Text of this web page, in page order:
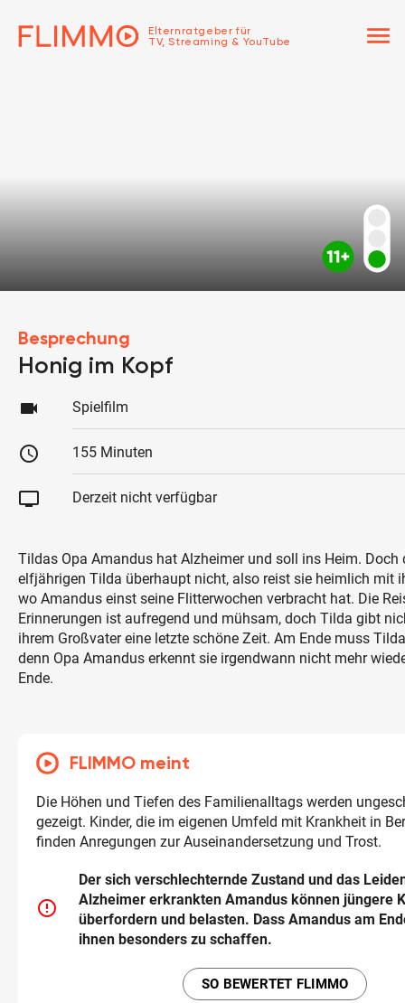
Elternratgeber für
TV, Streaming & YouTube
menu
Besprechung
Honig im Kopf
videocam Spielfilm
schedule 155 Minuten
tv Derzeit nicht verfügbar
Tildas Opa Amandus hat Alzheimer und soll ins Heim. Doch
elfjährigen Tilda überhaupt nicht, also reist sie heimlich mit
wo Amandus einst seine Flitterwochen verbracht hat. Die
Erinnerungen ist aufregend und mühsam, doch Tilda gibt
ihrem Großvater eine letzte schöne Zeit. Am Ende muss
denn Opa Amandus erkennt sie irgendwann nicht mehr
Ende.
FLIMMO meint
Die Höhen und Tiefen des Familienalltags werden
gezeigt. Kinder, die im eigenen Umfeld mit Krankheit in
finden Anregungen zur Auseinandersetzung und Trost.
error_outline
Der sich verschlechternde Zustand und das
Alzheimer erkrankten Amandus können jüngere
überfordern und belasten. Dass Amandus am
ihnen besonders zu schaffen.
SO BEWERTET FLIMMO